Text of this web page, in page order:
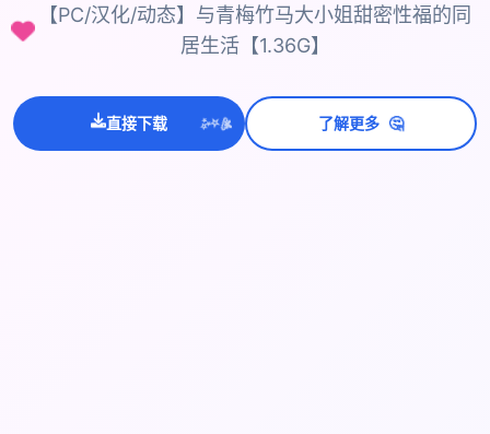
【PC/汉化/动态】与青梅竹马大小姐甜密性福的同
居生活【1.36G】
直接下载 ✨⭐💫 了解更多 🤔